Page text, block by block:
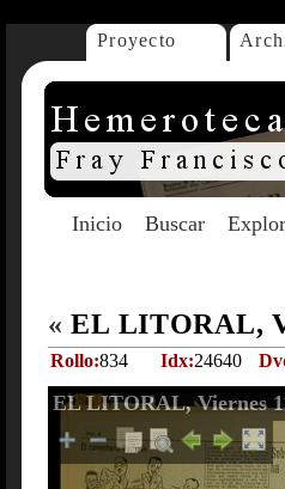
Proyecto
Inicio Buscar
« EL LITORAL,
Rollo:834 Idx:24640
EL LITORAL, Viernes